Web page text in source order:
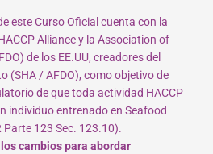
este Curso Oficial cuenta con la
Alliance y la Association of
de los EE.UU, creadores del
(SHA / AFDO), como objetivo de
de que toda actividad HACCP
individuo entrenado en Seafood
Parte 123 Sec. 123.10).
cambios para abordar